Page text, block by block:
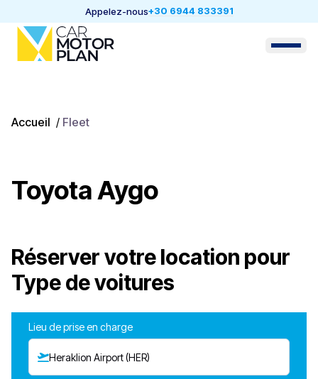
Appelez-nous+30 6944 833391
Accueil / Fleet
Toyota Aygo
Réserver votre location pour
Type de voitures
Lieu de prise en charge
Heraklion Airport (HER)